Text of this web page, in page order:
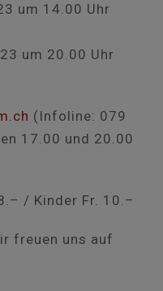
um 14.00 Uhr
um 20.00 Uhr
(Infoline: 079
17.00 und 20.00
/ Kinder Fr. 10.–
freuen uns auf